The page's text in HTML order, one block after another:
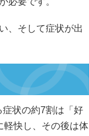
、そして症状が出
状の約7割は「好
軽快し、その後は体